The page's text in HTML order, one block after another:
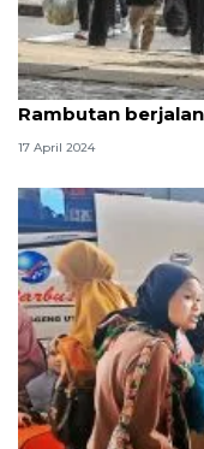
Arus mudik dan
Rambutan
17 April 2024